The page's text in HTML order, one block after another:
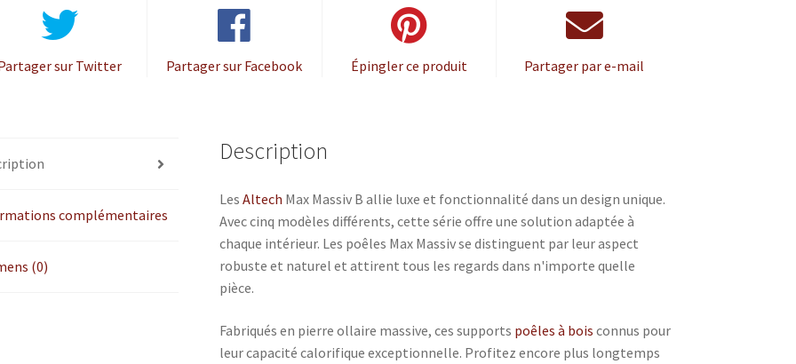
sur Twitter Partager sur Facebook Épingler ce produit Partager par e-mail
complémentaires
(0)
Description
LesAltech Max Massiv B allie luxe et fonctionnalité dans un design unique.
Avec cinq modèles différents, cette série offre une solution adaptée à
chaque intérieur. Les poêles Max Massiv se distinguent par leur aspect
robuste et naturel et attirent tous les regards dans n'importe quelle
pièce.
Fabriqués en pierre ollaire massive, ces supports poêles à bois connus pour
leur capacité calorifique exceptionnelle. Profitez encore plus longtemps